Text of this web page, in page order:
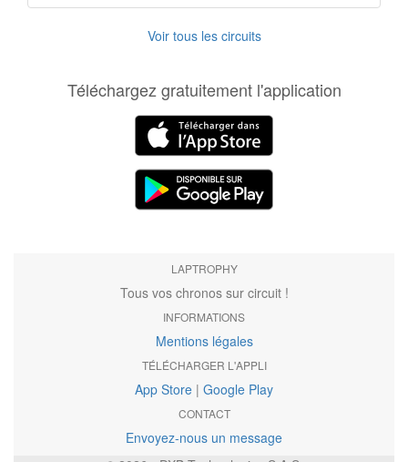
Voir tous les circuits
Téléchargez gratuitement l'application
LAPTROPHY
Tous vos chronos sur circuit !
INFORMATIONS
Mentions légales
TÉLÉCHARGER L'APPLI
App Store | Google Play
CONTACT
Envoyez-nous un message